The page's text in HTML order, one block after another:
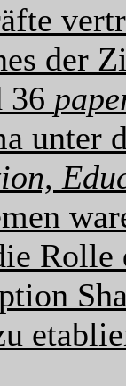
der
36
unter